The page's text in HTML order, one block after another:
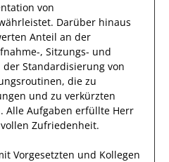
von
Darüber hinaus
Anteil an der
, Sitzungs- und
Standardisierung von
die zu
und zu verkürzten
. Alle Aufgaben erfüllte Herr
Zufriedenheit.
Vorgesetzten und Kollegen